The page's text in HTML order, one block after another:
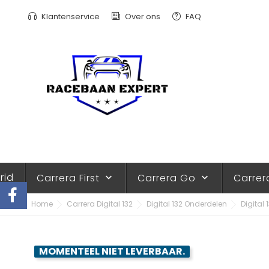
Klantenservice Over ons FAQ
Carrera First keyboard_arrow_down Carrera Go keyboard_arrow_down
Home Carrera Digital 132 Digital 132 Onderdelen Digital
MOMENTEEL NIET LEVERBAAR.